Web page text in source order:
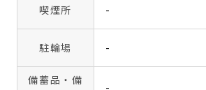
喫煙所 -
駐輪場 -
備蓄品・備
-